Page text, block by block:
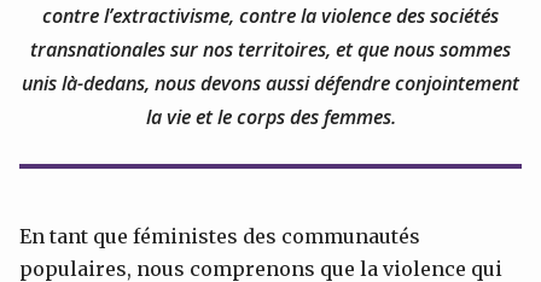
contre l’extractivisme, contre la violence des sociétés
transnationales sur nos territoires, et que nous sommes
unis là-dedans, nous devons aussi défendre conjointement
la vie et le corps des femmes.
En tant que féministes des communautés
populaires, nous comprenons que la violence qui